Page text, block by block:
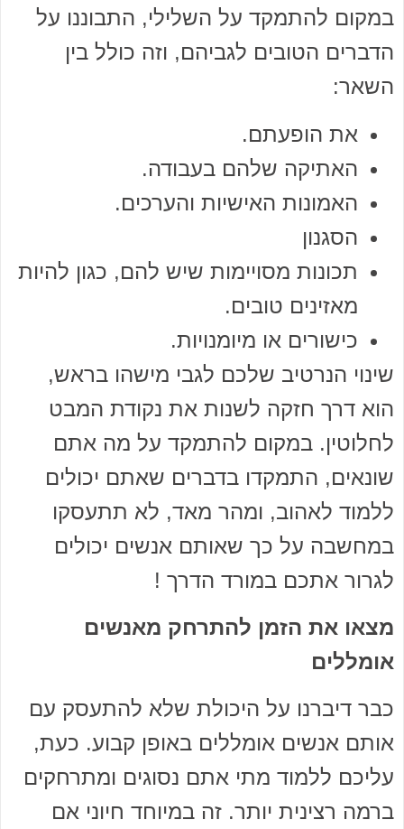
במקום להתמקד על השלילי, התבוננו על
הדברים הטובים לגביהם, וזה כולל בין
השאר:
את הופעתם.
האתיקה שלהם בעבודה.
האמונות האישיות והערכים.
הסגנון
תכונות מסויימות שיש להם, כגון להיות
מאזינים טובים.
כישורים או מיומנויות.
שינוי הנרטיב שלכם לגבי מישהו בראש,
הוא דרך חזקה לשנות את נקודת המבט
לחלוטין. במקום להתמקד על מה אתם
שונאים, התמקדו בדברים שאתם יכולים
ללמוד לאהוב, ומהר מאד, לא תתעסקו
במחשבה על כך שאותם אנשים יכולים
לגרור אתכם במורד הדרך !
מצאו את הזמן להתרחק מאנשים
אומללים
כבר דיברנו על היכולת שלא להתעסק עם
אותם אנשים אומללים באופן קבוע. כעת,
עליכם ללמוד מתי אתם נסוגים ומתרחקים
ברמה רצינית יותר. זה במיוחד חיוני אם